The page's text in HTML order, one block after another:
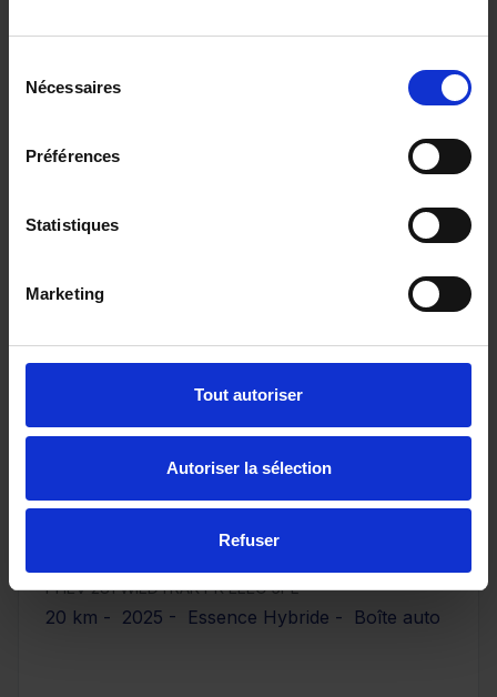
Nécessaires
Préférences
Statistiques
Marketing
Tout autoriser
Autoriser la sélection
Refuser
PHEV 281 WILDTRAK PK ELEC 5PL
ou à partir de
PHEV 281 WILDTRAK PK ELEC 5PL
20 km - 2025 - Essence Hybride - Boîte auto